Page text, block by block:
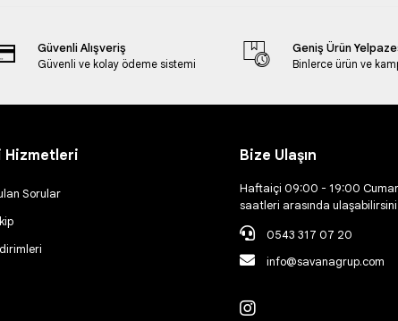
Güvenli Alışveriş
Güvenli ve kolay ödeme sistemi
Geniş Ürün
Binlerce ürün ve
Hizmetleri
Sorular
Bize Ulaşın
Haftaiçi 09:00 - 19:00
saatleri arasında
0543 317 07 20
info@savanagrup.com